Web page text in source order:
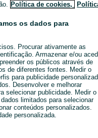
Enviar mensagem
Política de cookies,
os dados para
Procurar ativamente as
Armazenar e/ou
os públicos através de
de diferentes fontes. Medir o
para publicidade
Desenvolver e melhorar
selecionar publicidade. Medir o
limitados para selecionar
conteúdos personalizados.
personalizada.